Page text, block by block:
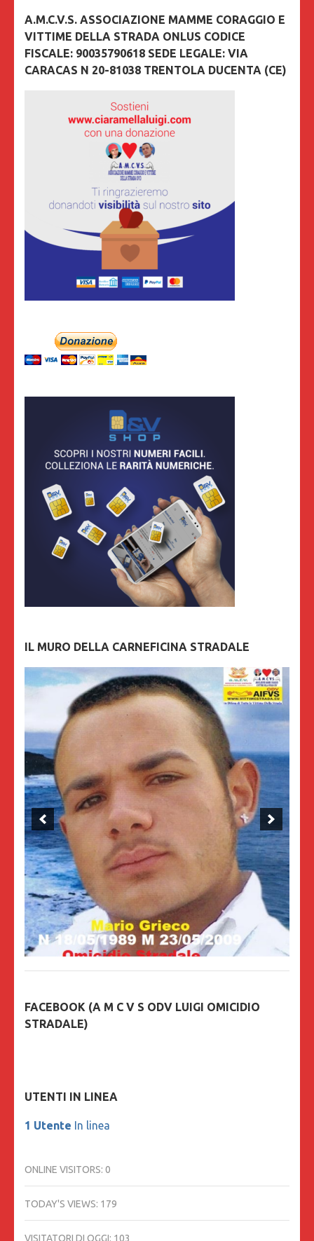
A.M.C.V.S. ASSOCIAZIONE MAMME CORAGGIO E
VITTIME DELLA STRADA ONLUS CODICE
FISCALE: 90035790618 SEDE LEGALE: VIA
CARACAS N 20-81038 TRENTOLA DUCENTA (CE)
IL MURO DELLA CARNEFICINA STRADALE
FACEBOOK (A M C V S ODV LUIGI OMICIDIO
STRADALE)
UTENTI IN LINEA
1 Utente In linea
ONLINE VISITORS: 0
TODAY'S VIEWS: 179
VISITATORI DI OGGI: 103